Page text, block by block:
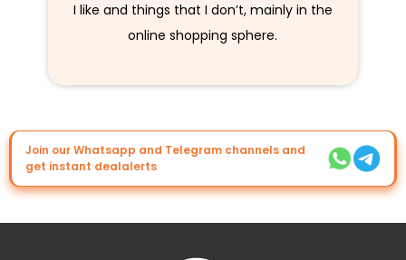
I like and things that I don’t, mainly in the
online shopping sphere.
Join our Whatsapp and Telegram channels and
get instant dealalerts